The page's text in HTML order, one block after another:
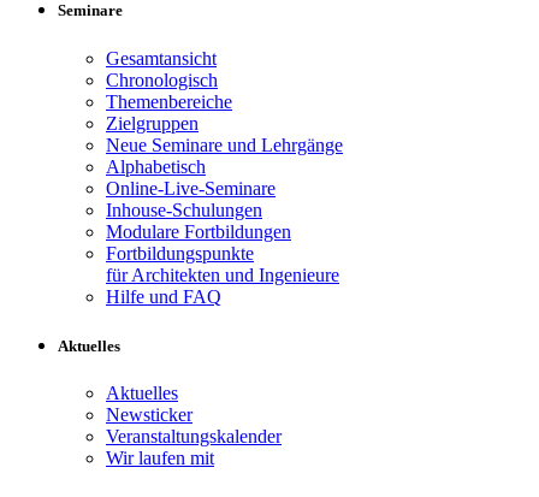
Seminare
Gesamtansicht
Chronologisch
Themenbereiche
Zielgruppen
Neue Seminare und Lehrgänge
Alphabetisch
Online-Live-Seminare
Inhouse-Schulungen
Modulare Fortbildungen
Fortbildungspunkte
für Architekten und Ingenieure
Hilfe und FAQ
Aktuelles
Aktuelles
Newsticker
Veranstaltungskalender
Wir laufen mit